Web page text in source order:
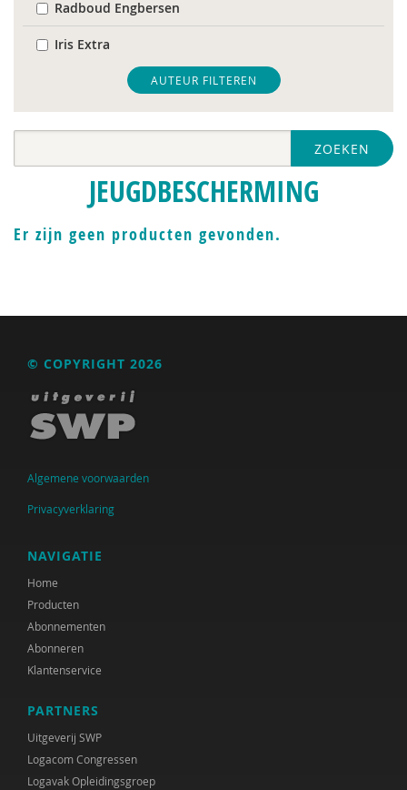
Radboud Engbersen
Iris Extra
Thijs Jansen
Rienk Janssens
Hellen Kooijman
AUTEUR FILTEREN
ZOEKEN
JEUGDBESCHERMING
Er zijn geen producten gevonden.
© COPYRIGHT 2026
Algemene voorwaarden
Privacyverklaring
NAVIGATIE
Home
Producten
Abonnementen
Abonneren
Klantenservice
PARTNERS
Uitgeverij SWP
Logacom Congressen
Logavak Opleidingsgroep